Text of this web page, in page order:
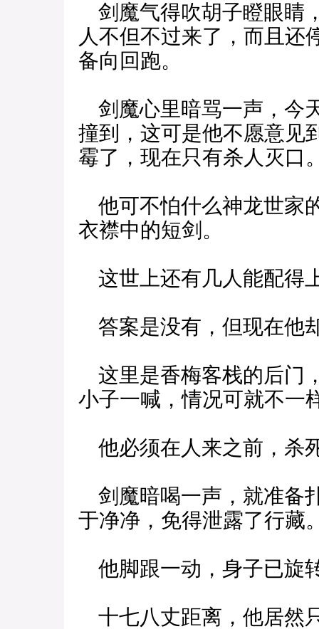
剑魔气得吹胡子瞪眼睛
人不但不过来了，而且还
备向回跑。
剑魔心里暗骂一声，今
撞到，这可是他不愿意见
霉了，现在只有杀人灭口
他可不怕什么神龙世家
衣襟中的短剑。
这世上还有几人能配得
答案是没有，但现在他
这里是香梅客栈的后门
小子一喊，情况可就不一
他必须在人来之前，杀
剑魔暗喝一声，就准备
于净净，免得泄露了行藏
他脚跟一动，身子已旋
十七八丈距离，他居然